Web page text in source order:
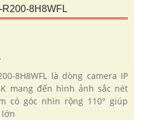
8H8WFL
8H8WFL là dòng camera IP
mang đến hình ảnh sắc nét
có góc nhìn rộng 110° giúp
lớn